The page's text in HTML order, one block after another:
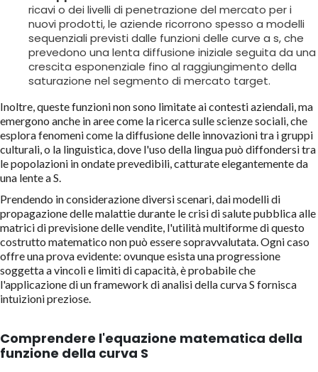
ricavi o dei livelli di penetrazione del mercato per i
nuovi prodotti, le aziende ricorrono spesso a modelli
sequenziali previsti dalle funzioni delle curve a s, che
prevedono una lenta diffusione iniziale seguita da una
crescita esponenziale fino al raggiungimento della
saturazione nel segmento di mercato target.
Inoltre, queste funzioni non sono limitate ai contesti aziendali, ma
emergono anche in aree come la ricerca sulle scienze sociali, che
esplora fenomeni come la diffusione delle innovazioni tra i gruppi
culturali, o la linguistica, dove l'uso della lingua può diffondersi tra
le popolazioni in ondate prevedibili, catturate elegantemente da
una lente a S.
Prendendo in considerazione diversi scenari, dai modelli di
propagazione delle malattie durante le crisi di salute pubblica alle
matrici di previsione delle vendite, l'utilità multiforme di questo
costrutto matematico non può essere sopravvalutata. Ogni caso
offre una prova evidente: ovunque esista una progressione
soggetta a vincoli e limiti di capacità, è probabile che
l'applicazione di un framework di analisi della curva S fornisca
intuizioni preziose.
Comprendere l'equazione matematica della
funzione della curva S